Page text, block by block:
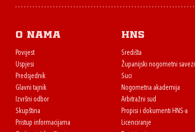
O nama
Povijest
Uspjesi
Predsjednik
Glavni tajnik
Izvršni odbor
Skupština
Pristup informacijama
HNS
Središta
Županijski nogometni savezi
Suci
Nogometna akademija
Arbitražni sud
Propisi i dokumenti HNS-a
Licenciranje